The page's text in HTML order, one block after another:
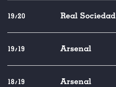
19/20 Real Sociedad
19/19 Arsenal
18/19 Arsenal